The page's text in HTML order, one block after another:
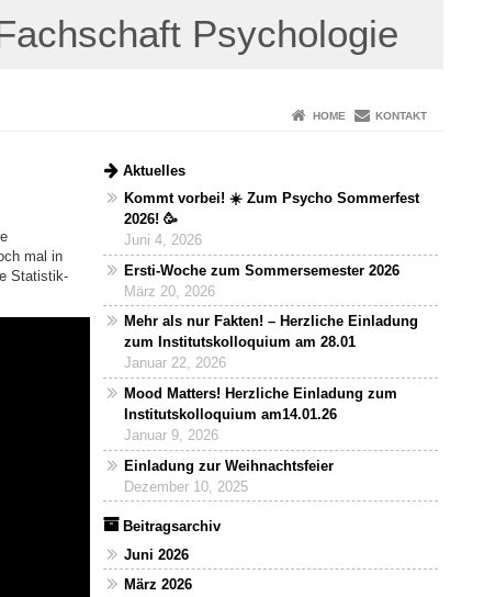
Psychologie
HOME KONTAKT
mal in
Statistik-
Aktuelles
Kommt vorbei! ☀️ Zum Psycho Sommerfest
2026! 🥳
Juni 4, 2026
Ersti-Woche zum Sommersemester 2026
März 20, 2026
Mehr als nur Fakten! – Herzliche Einladung
zum Institutskolloquium am 28.01
Januar 22, 2026
Mood Matters! Herzliche Einladung zum
Institutskolloquium am14.01.26
Januar 9, 2026
Einladung zur Weihnachtsfeier
Dezember 10, 2025
Beitragsarchiv
Juni 2026
März 2026